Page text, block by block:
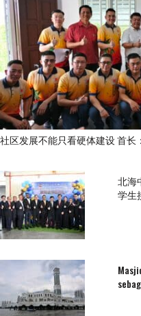
社区发展不能只看硬体建设 首
北海
学生